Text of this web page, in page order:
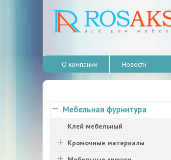
О компании Новости
Мебельная фурнитура
Клей мебельный
Кромочные материалы